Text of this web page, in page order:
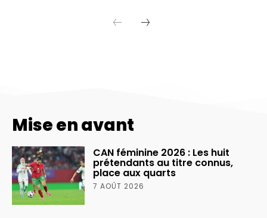
Mise en avant
CAN féminine 2026 : Les huit
prétendants au titre connus,
place aux quarts
7 AOÛT 2026